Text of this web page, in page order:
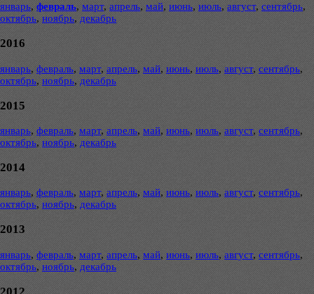
январь, февраль, март, апрель, май, июнь, июль, август, сентябрь,
октябрь, ноябрь, декабрь
2016
январь, февраль, март, апрель, май, июнь, июль, август, сентябрь,
октябрь, ноябрь, декабрь
2015
январь, февраль, март, апрель, май, июнь, июль, август, сентябрь,
октябрь, ноябрь, декабрь
2014
январь, февраль, март, апрель, май, июнь, июль, август, сентябрь,
октябрь, ноябрь, декабрь
2013
январь, февраль, март, апрель, май, июнь, июль, август, сентябрь,
октябрь, ноябрь, декабрь
2012